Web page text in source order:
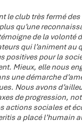
le club très fermé
qu’une
de la volonté
qui l’animent au
positives pour la
Mieux, elle nous
une démarche
Nous avons
de progression,
actions sociales et
a placé l’humain